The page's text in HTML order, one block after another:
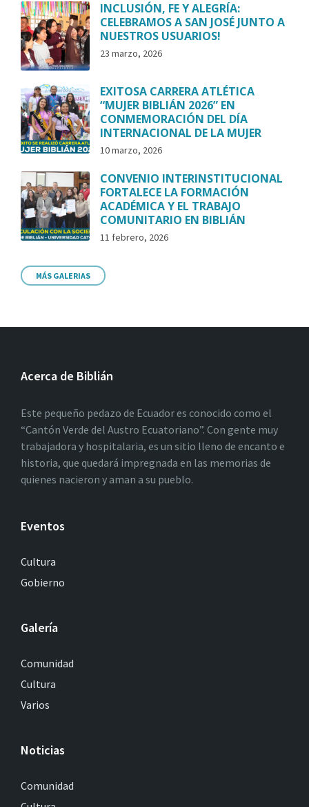
INCLUSIÓN, FE Y ALEGRÍA:
CELEBRAMOS A SAN JOSÉ JUNTO A
NUESTROS USUARIOS!
23 marzo, 2026
EXITOSA CARRERA ATLÉTICA
“MUJER BIBLIÁN 2026” EN
CONMEMORACIÓN DEL DÍA
INTERNACIONAL DE LA MUJER
10 marzo, 2026
CONVENIO INTERINSTITUCIONAL
FORTALECE LA FORMACIÓN
ACADÉMICA Y EL TRABAJO
COMUNITARIO EN BIBLIÁN
11 febrero, 2026
MÁS GALERIAS
Acerca de Biblián
Este pequeño pedazo de Ecuador es conocido como el
“Cantón Verde del Austro Ecuatoriano”. Con gente muy
trabajadora y hospitalaria, es un sitio lleno de encanto e
historia, que quedará impregnada en las memorias de
quienes nacieron y aman a su pueblo.
Eventos
Cultura
Gobierno
Galería
Comunidad
Cultura
Varios
Noticias
Comunidad